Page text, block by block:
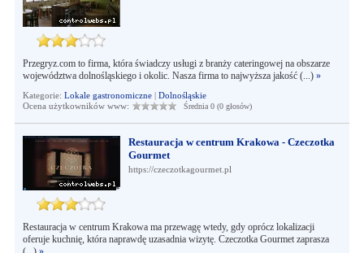
Przegryz.com to firma, która świadczy usługi z branży cateringowej na obszarze
województwa dolnośląskiego i okolic. Nasza firma to najwyższa jakość (...) »
Kategorie: Lokale gastronomiczne| Dolnośląskie
Ocena użytkowników www:
Średnia 0 (0 głosów)
Restauracja w centrum Krakowa - Czeczotka
Gourmet
https://czeczotkagourmet.pl
Restauracja w centrum Krakowa ma przewagę wtedy, gdy oprócz lokalizacji
oferuje kuchnię, która naprawdę uzasadnia wizytę. Czeczotka Gourmet zaprasza